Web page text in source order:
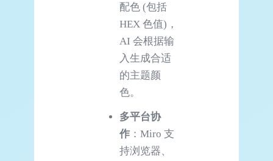
配色 (包括
HEX 色值)，
AI 会根据输
入生成合适
的主题颜
色。
多平台协
作 ：Miro 支
持浏览器、